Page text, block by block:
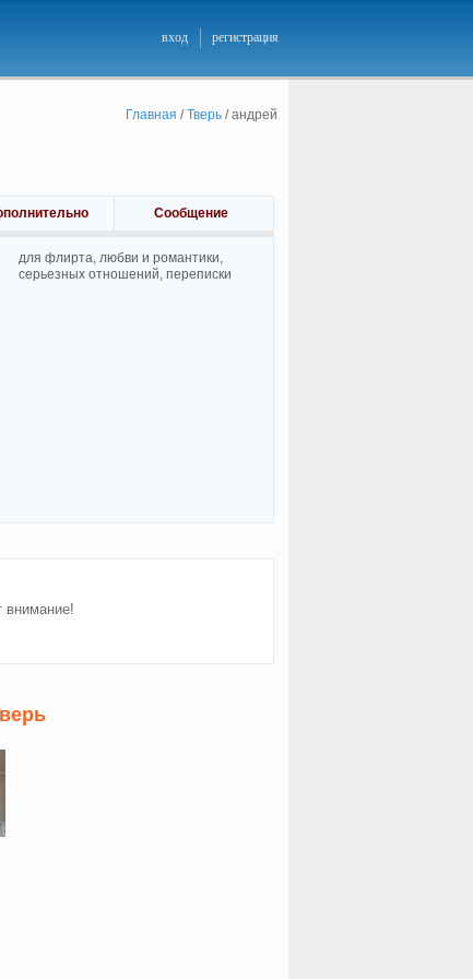
вход регистрация
Главная /Тверь/андрей
Сообщение
для флирта, любви и романтики,
cерьезных отношений, переписки
внимание!